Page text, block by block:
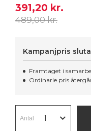
391,20 kr.
489,00 kr.
Kampanjpris
Framtaget i
Ordinarie pris